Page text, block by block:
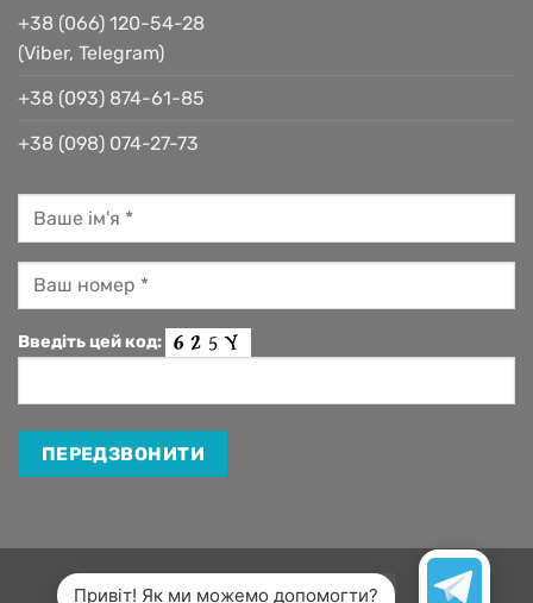
Привіт! Як ми можемо допомогти?
+38 (066) 120-54-28
(Viber, Telegram)
+38 (093) 874-61-85
+38 (098) 074-27-73
Введіть цей код:
Visa MasterCardApple Google